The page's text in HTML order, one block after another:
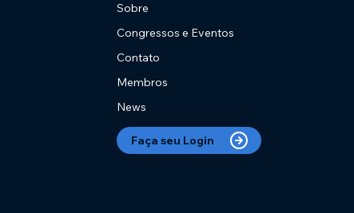
Sobre
Congressos e Eventos
Contato
Membros
News
Faça seu Login